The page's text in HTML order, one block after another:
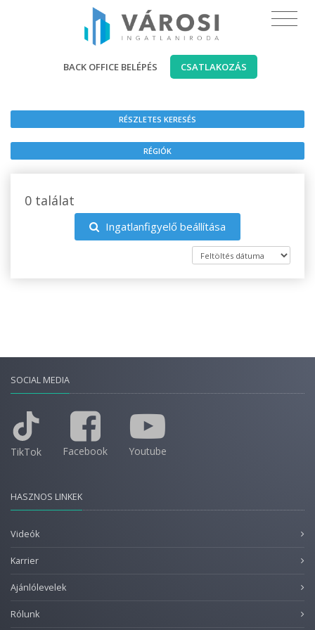
BACK OFFICE BELÉPÉS CSATLAKOZÁS
RÉSZLETES KERESÉS
RÉGIÓK
0 találat
Ingatlanfigyelő beállítása
SOCIAL MEDIA
TikTok Facebook Youtube
HASZNOS LINKEK
Videók
Karrier
Ajánlólevelek
Rólunk